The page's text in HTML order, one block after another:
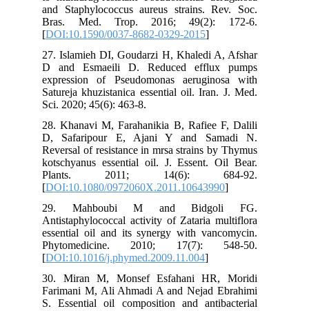
and Staphylococcus aureus strains. Rev. Soc.
Bras. Med. Trop. 2016; 49(2): 172-6.
[DOI:10.1590/0037-8682-0329-2015
27. Islamieh DI, Goudarzi H, Khaledi A, Afshar
D and Esmaeili D. Reduced efflux pumps
expression of Pseudomonas aeruginosa with
Satureja khuzistanica essential oil. Iran. J. Med.
Sci. 2020; 45(6): 463-8.
28. Khanavi M, Farahanikia B, Rafiee F, Dalili
D, Safaripour E, Ajani Y and Samadi N.
Reversal of resistance in mrsa strains by Thymus
kotschyanus essential oil. J. Essent. Oil Bear.
Plants. 2011; 14(6): 684-92.
[DOI:10.1080/0972060X.2011.10643990
29. Mahboubi M and Bidgoli FG.
Antistaphylococcal activity of Zataria multiflora
essential oil and its synergy with vancomycin.
Phytomedicine. 2010; 17(7): 548-50.
[DOI:10.1016/j.phymed.2009.11.004
30. Miran M, Monsef Esfahani HR, Moridi
Farimani M, Ali Ahmadi A and Nejad Ebrahimi
S. Essential oil composition and antibacterial